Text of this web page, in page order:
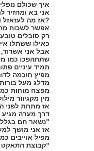
איך שכולם
אני בא ומחזיר
אז מה לעזאזל ולעזאזל איך?
אפשר לשכוח מה
רק סובלים
כאילו ששתלו
אבל אני
שתתהפכו כמו
תמיד עיניים
מפיץ חוכמה
מדלג מעל
מפצח מוחות
מין מקגיוור
אז מתחת לפני
דרך מערה
נשאר חם בגלל שכל מילה יוצאת לי מהלב "באורגינל"
אז אני מושך
מפיל אוייבים
קבוצת התאקט ישראל "אינטרנשיונל"